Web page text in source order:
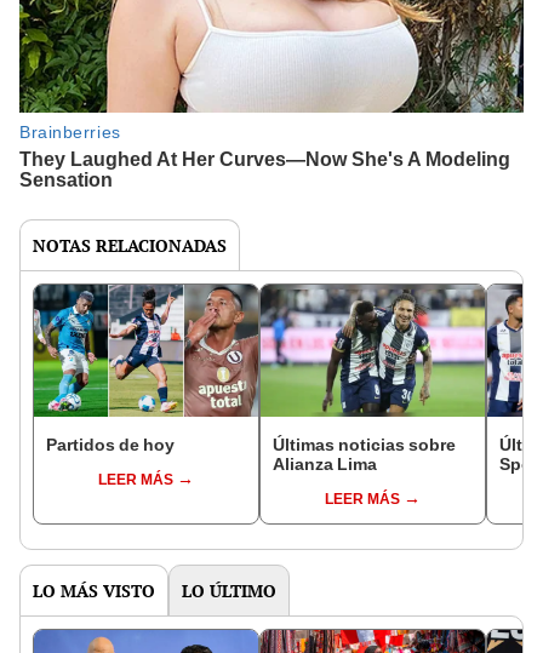
NOTAS RELACIONADAS
Partidos de hoy
LEER MÁS
Últimas noticias sobre
Alianza Lima
LEER MÁS
LO MÁS VISTO LO ÚLTIMO